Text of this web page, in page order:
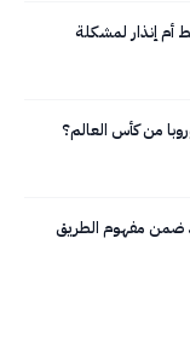
أم إنذار لمشكلة
من كأس العالم؟
ضمن مفهوم الطريق